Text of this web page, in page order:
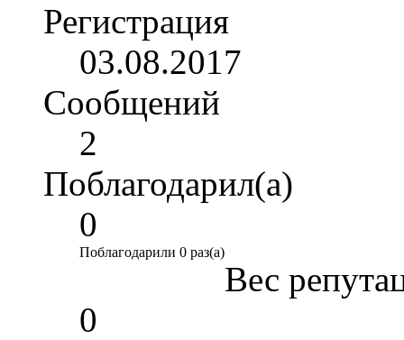
Регистрация
03.08.2017
Сообщений
2
Поблагодарил(а)
0
Поблагодарили 0 раз(а)
Вес
0